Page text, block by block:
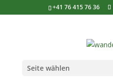
+41 76 415 76 36
Seite wählen